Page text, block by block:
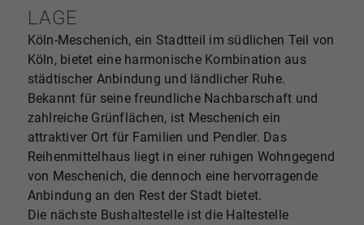
LAGE
Köln-Meschenich, ein Stadtteil im südlichen Teil von
Köln, bietet eine harmonische Kombination aus
städtischer Anbindung und ländlicher Ruhe.
Bekannt für seine freundliche Nachbarschaft und
zahlreiche Grünflächen, ist Meschenich ein
attraktiver Ort für Familien und Pendler. Das
Reihenmittelhaus liegt in einer ruhigen Wohngegend
von Meschenich, die dennoch eine hervorragende
Anbindung an den Rest der Stadt bietet.
Die nächste Bushaltestelle ist die Haltestelle